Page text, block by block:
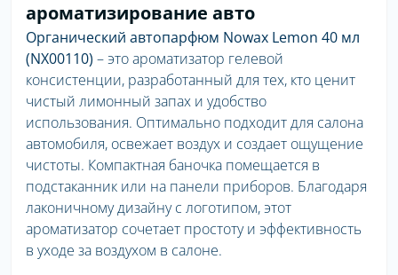
ароматизирование авто
Органический автопарфюм Nowax Lemon 40 мл
(NX00110) – это ароматизатор гелевой
консистенции, разработанный для тех, кто ценит
чистый лимонный запах и удобство
использования. Оптимально подходит для салона
автомобиля, освежает воздух и создает ощущение
чистоты. Компактная баночка помещается в
подстаканник или на панели приборов. Благодаря
лаконичному дизайну с логотипом, этот
ароматизатор сочетает простоту и эффективность
в уходе за воздухом в салоне.